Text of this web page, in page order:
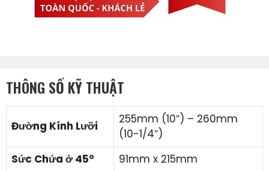
THÔNG SỐ KỸ THUẬT
Đường Kính Lưỡi
255mm (10″) – 260mm
(10-1/4″)
Sức Chứa ở 45°
91mm x 215mm